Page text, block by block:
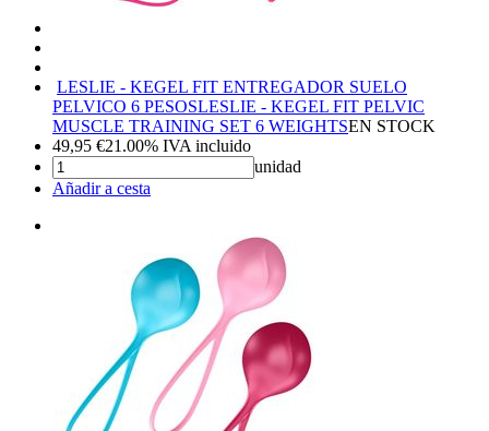
LESLIE - KEGEL FIT ENTREGADOR SUELO
PELVICO 6 PESOSLESLIE - KEGEL FIT PELVIC
MUSCLE TRAINING SET 6 WEIGHTSEN STOCK
49,95 €21.00% IVA incluido
unidad
Añadir a cesta